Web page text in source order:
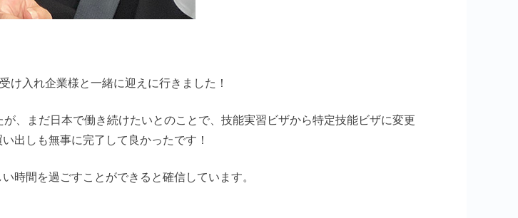
け入れ企業様と一緒に迎えに行きました！
、まだ日本で働き続けたいとのことで、技能実習ビザから特定技能ビザに変更
出しも無事に完了して良かったです！
時間を過ごすことができると確信しています。